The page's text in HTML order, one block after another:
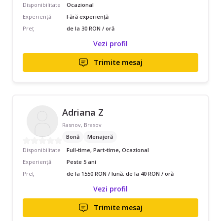
Disponibilitate
Ocazional
Experiență
Fără experiență
Preț
de la 30 RON / oră
Vezi profil
Trimite mesaj
Adriana Z
Rasnov, Brasov
Bonă
Menajeră
Disponibilitate
Full-time, Part-time, Ocazional
Experiență
Peste 5 ani
Preț
de la 1550 RON / lună, de la 40 RON / oră
Vezi profil
Trimite mesaj